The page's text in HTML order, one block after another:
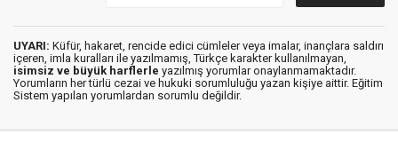
UYARI: Küfür, hakaret, rencide edici cümleler veya imalar, inançlara saldırı
içeren, imla kuralları ile yazılmamış, Türkçe karakter kullanılmayan,
isimsiz ve büyük harflerle yazılmış yorumlar onaylanmamaktadır.
Yorumların her türlü cezai ve hukuki sorumluluğu yazan kişiye aittir. Eğitim
Sistem yapılan yorumlardan sorumlu değildir.